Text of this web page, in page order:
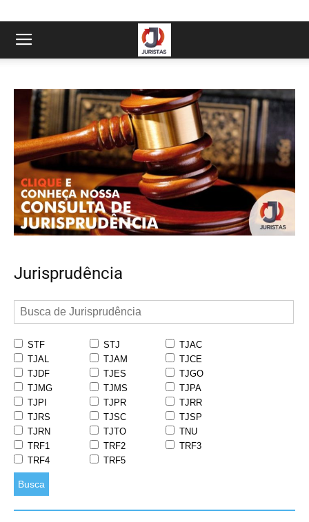
Jurisprudência
STF STJ
TJAC
TJAL
TJAM
TJCE
TJDF
TJES
TJGO
TJMG
TJMS
TJPA
TJPI
TJPR
TJRR
TJRS
TJSC
TJSP
TJRN
TJTO
TNU
TRF1
TRF2
TRF3
TRF4
TRF5
Busca